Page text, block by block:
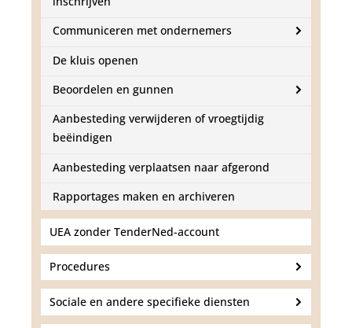
Communiceren met ondernemers
De kluis openen
Beoordelen en gunnen
Aanbesteding verwijderen of vroegtijdig
beëindigen
Aanbesteding verplaatsen naar afgerond
Rapportages maken en archiveren
UEA zonder TenderNed-account
Procedures
Sociale en andere specifieke diensten